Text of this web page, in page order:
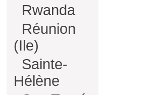
Rwanda
Réunion
(Ile)
Sainte-
Hélène